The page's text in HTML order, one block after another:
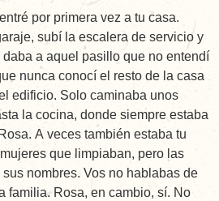
por primera vez a tu casa.
subí la escalera de servicio y
daba a aquel pasillo que no entendí
nunca conocí el resto de la casa
edificio. Solo caminaba unos
la cocina, donde siempre estaba
A veces también estaba tu
que limpiaban, pero las
nombres. Vos no hablabas de
familia. Rosa, en cambio, sí. No